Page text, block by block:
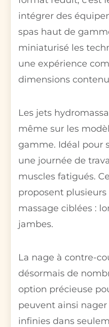
intégrer des
spas haut de
miniaturisé les
une expérience
dimensions
Les jets
même sur les
gamme. Idéal pour
une journée de
muscles fatigués.
proposent
massage ciblées :
jambes.
La nage à contre-
désormais de
option précieuse
peuvent ainsi
infinies dans